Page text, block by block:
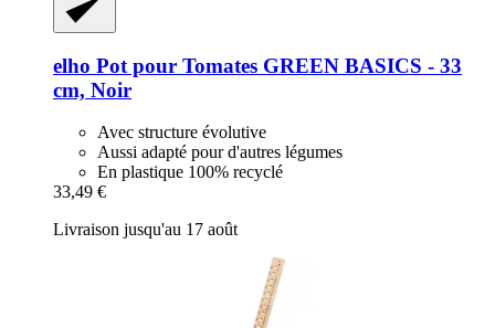
elho Pot pour Tomates GREEN BASICS -​ 33
cm, Noir
Avec structure évolutive
Aussi adapté pour d'autres légumes
En plastique 100% recyclé
33,49 €
Livraison jusqu'au 17 août